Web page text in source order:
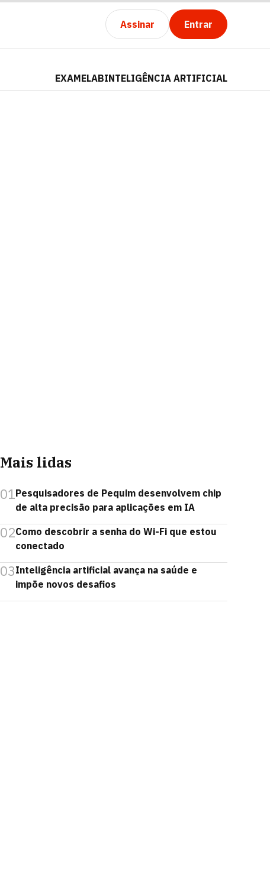
Assinar Entrar
EXAMELABINTELIGÊNCIA ARTIFICIAL
Mais lidas
01Pesquisadores de Pequim desenvolvem chip
de alta precisão para aplicações em IA
02Como descobrir a senha do Wi-Fi que estou
conectado
03Inteligência artificial avança na saúde e
impõe novos desafios